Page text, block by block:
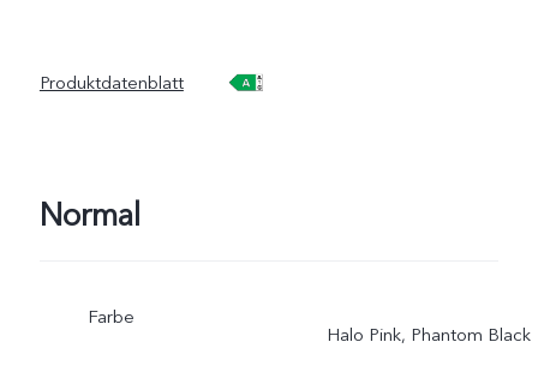
Produktdatenblatt
Normal
Farbe
Halo Pink, Phantom Black